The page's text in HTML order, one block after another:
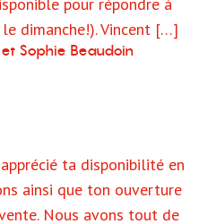
dimanche!). Vincent […]
Sophie Beaudoin
ta disponibilité en
ainsi que ton ouverture
Nous avons tout de